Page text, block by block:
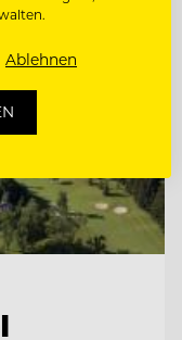
Ablehnen